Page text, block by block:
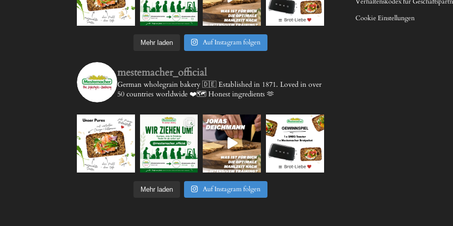
Mehr laden Auf Instagram folgen
mestemacher_official
German wholegrain bakery 🇩🇪 Established in 1871. Loved in over
50 countries worldwide ❤️🗺️ Honest ingredients 🫶
Mehr laden Auf Instagram folgen
Cookie Einstellungen